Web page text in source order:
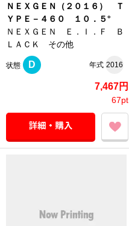
ＮＥＸＧＥＮ（２０１６） Ｔ
ＹＰＥ－４６０ １０．５°
ＮＥＸＧＥＮ Ｅ．Ｉ．Ｆ Ｂ
ＬＡＣＫ その他
状態 D 年式 2016
7,467円
67pt